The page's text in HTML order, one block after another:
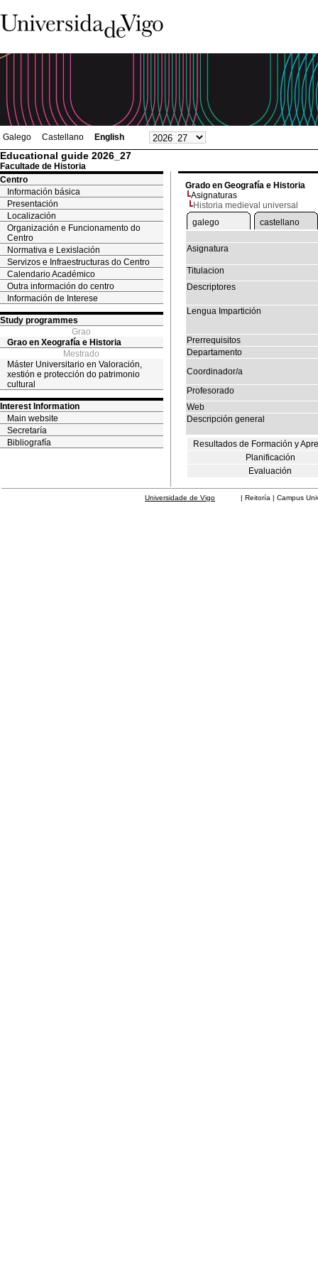
Galego Castellano English
Educational guide 2026_27
Facultade de Historia
Centro
Información básica
Presentación
Localización
Organización e Funcionamento do
Centro
Normativa e Lexislación
Servizos e Infraestructuras do Centro
Calendario Académico
Outra información do centro
Información de Interese
Study programmes
Grao
Grao en Xeografía e Historia
Mestrado
Máster Universitario en Valoración,
xestión e protección do patrimonio
cultural
Interest Information
Main website
Secretaría
Bibliografía
Grado en Geografía e Historia
Asignaturas
Historia medieval universal
galego
castellano
Asignatura
Titulacion
Descriptores
Lengua Impartición
Prerrequisitos
Departamento
Coordinador/a
Profesorado
Web
Descripción general
Resultados de Formación y
Planificación
Evaluación
Universidade de Vigo | Reitoría | Campus